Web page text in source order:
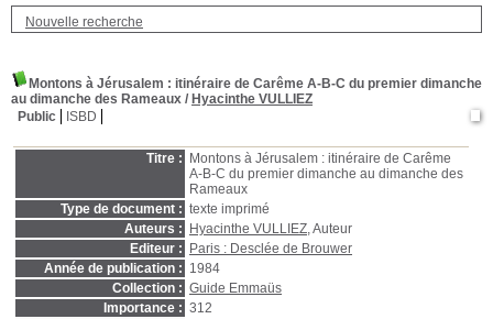
Nouvelle recherche
Montons à Jérusalem : itinéraire de Carême A-B-C du premier dimanche
au dimanche des Rameaux / Hyacinthe VULLIEZ
Public
ISBD
Titre :
Montons à Jérusalem : itinéraire de Carême
A-B-C du premier dimanche au dimanche des
Rameaux
Type de document : texte imprimé
Auteurs :
Hyacinthe VULLIEZ, Auteur
Editeur :
Paris : Desclée de Brouwer
Année de publication : 1984
Collection : Guide Emmaüs
Importance : 312